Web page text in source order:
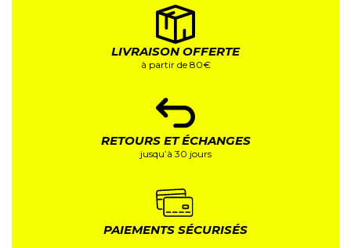
LIVRAISON OFFERTE
à partir de 80€
RETOURS ET ÉCHANGES
jusqu’à 30 jours
PAIEMENTS SÉCURISÉS